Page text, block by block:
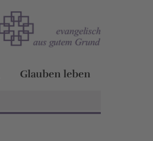
Glauben leben